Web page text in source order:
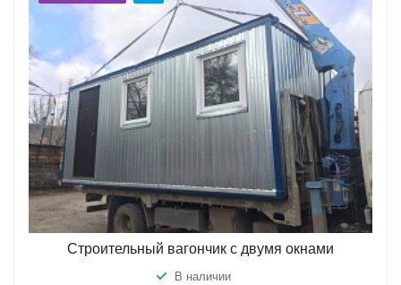
Строительный вагончик с двумя окнами
В наличии